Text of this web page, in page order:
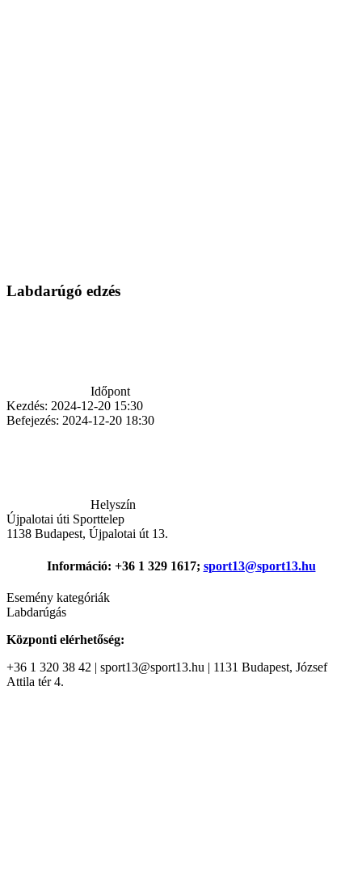
Labdarúgó edzés
Időpont
Kezdés: 2024-12-20 15:30
Befejezés: 2024-12-20 18:30
Helyszín
Újpalotai úti Sporttelep
1138 Budapest, Újpalotai út 13.
Információ: +36 1 329 1617; sport13@sport13.hu
Esemény kategóriák
Labdarúgás
Központi elérhetőség:
+36 1 320 38 42 | sport13@sport13.hu | 1131 Budapest, József
Attila tér 4.